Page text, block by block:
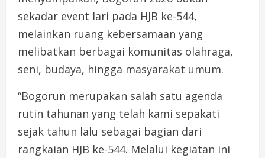
sekadar event lari pada HJB ke-544,
melainkan ruang kebersamaan yang
melibatkan berbagai komunitas olahraga,
seni, budaya, hingga masyarakat umum.
“Bogorun merupakan salah satu agenda
rutin tahunan yang telah kami sepakati
sejak tahun lalu sebagai bagian dari
rangkaian HJB ke-544. Melalui kegiatan ini